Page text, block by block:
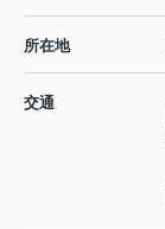
所在地
交通